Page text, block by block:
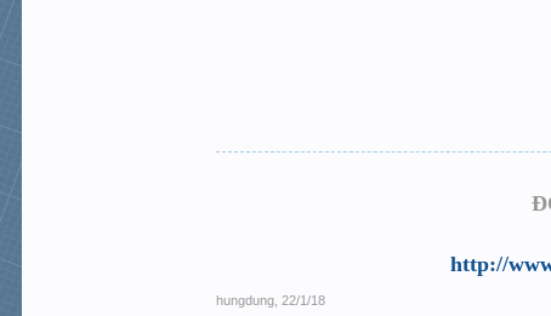
http://
hungdung 22/1/18